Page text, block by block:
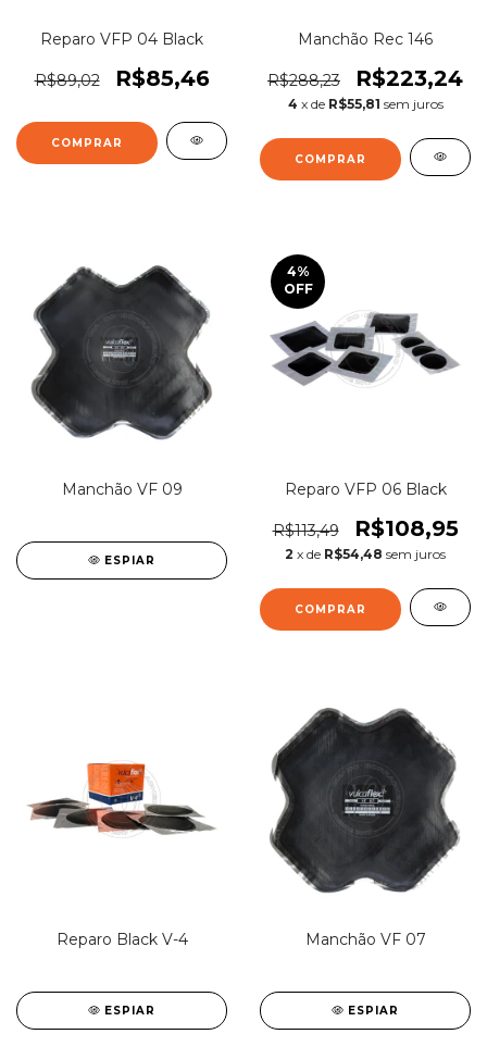
Reparo VFP 04 Black
R$89,02 R$85,46
Manchão Rec 146
R$288,23 R$223,24
4 x de R$55,81 sem juros
Manchão VF 09
ESPIAR
4%
OFF
Reparo VFP 06 Black
R$113,49 R$108,95
2 x de R$54,48 sem juros
Reparo Black V-4
ESPIAR
Manchão VF 07
ESPIAR